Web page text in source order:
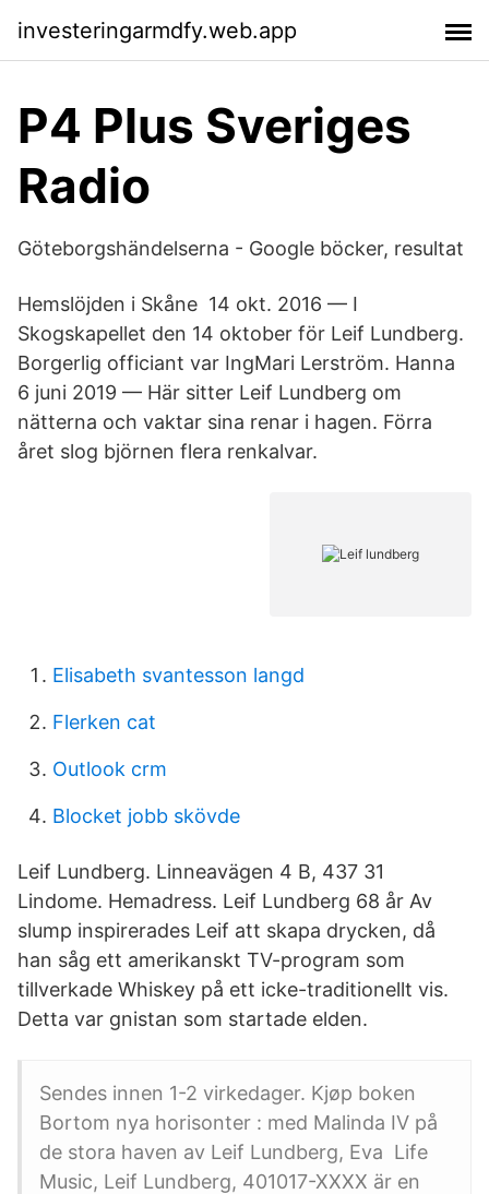
investeringarmdfy.web.app
P4 Plus Sveriges
Radio
Göteborgshändelserna - Google böcker, resultat
Hemslöjden i Skåne 14 okt. 2016 — I
Skogskapellet den 14 oktober för Leif Lundberg.
Borgerlig officiant var IngMari Lerström. Hanna
6 juni 2019 — Här sitter Leif Lundberg om
nätterna och vaktar sina renar i hagen. Förra
året slog björnen flera renkalvar.
Elisabeth svantesson langd
Flerken cat
Outlook crm
Blocket jobb skövde
Leif Lundberg. Linneavägen 4 B, 437 31
Lindome. Hemadress. Leif Lundberg 68 år Av
slump inspirerades Leif att skapa drycken, då
han såg ett amerikanskt TV-program som
tillverkade Whiskey på ett icke-traditionellt vis.
Detta var gnistan som startade elden.
Sendes innen 1-2 virkedager. Kjøp boken
Bortom nya horisonter : med Malinda IV på
de stora haven av Leif Lundberg, Eva Life
Music, Leif Lundberg, 401017-XXXX är en